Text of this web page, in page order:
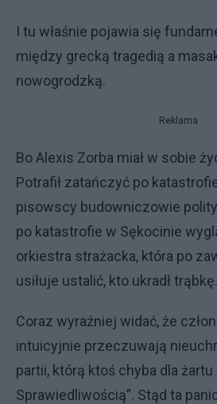
I tu właśnie pojawia się
między grecką tragedią a
nowogrodzką.
Reklama
Bo Alexis Zorba miał w sobie
Potrafił zatańczyć po
pisowscy budowniczowie
po katastrofie w Sękocinie
orkiestra strażacka, która po
usiłuje ustalić, kto ukradł trąbkę.
Coraz wyraźniej widać, że
intuicyjnie przeczuwają
partii, którą ktoś chyba dla żartu
Sprawiedliwością”. Stąd ta